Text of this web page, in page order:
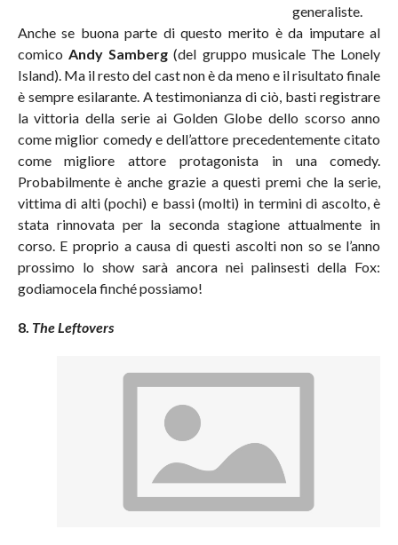
generaliste.
Anche se buona parte di questo merito è da imputare al
comico Andy Samberg (del gruppo musicale The Lonely
Island). Ma il resto del cast non è da meno e il risultato finale
è sempre esilarante. A testimonianza di ciò, basti registrare
la vittoria della serie ai Golden Globe dello scorso anno
come miglior comedy e dell’attore precedentemente citato
come migliore attore protagonista in una comedy.
Probabilmente è anche grazie a questi premi che la serie,
vittima di alti (pochi) e bassi (molti) in termini di ascolto, è
stata rinnovata per la seconda stagione attualmente in
corso. E proprio a causa di questi ascolti non so se l’anno
prossimo lo show sarà ancora nei palinsesti della Fox:
godiamocela finché possiamo!
8. The Leftovers